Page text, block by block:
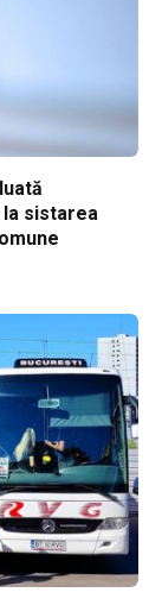
la sistarea